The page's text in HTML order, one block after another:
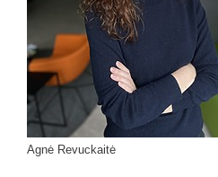
Agnė Revuckaitė